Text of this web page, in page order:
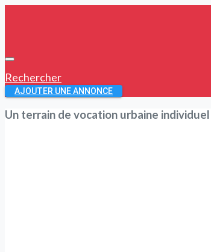
Rechercher
AJOUTER UNE ANNONCE
Un terrain de vocation urbaine individuel